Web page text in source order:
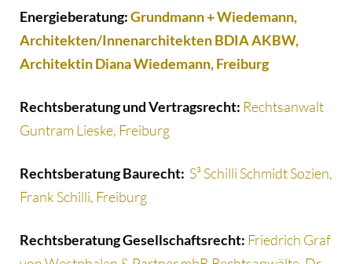
Energieberatung:Grundmann + Wiedemann,
Architekten/Innenarchitekten BDIA AKBW,
Architektin Diana Wiedemann, Freiburg
Rechtsberatung und Vertragsrecht: Rechtsanwalt
Guntram Lieske, Freiburg
Rechtsberatung Baurecht: S³ Schilli Schmidt Sozien,
Frank Schilli, Freiburg
Rechtsberatung Gesellschaftsrecht: Friedrich Graf